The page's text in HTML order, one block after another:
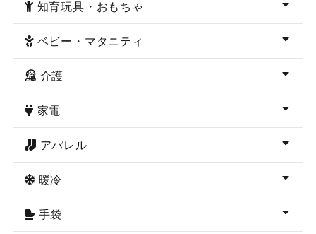
知育玩具・おもちゃ
ベビー・マタニティ
介護
家電
アパレル
暖冷
手袋